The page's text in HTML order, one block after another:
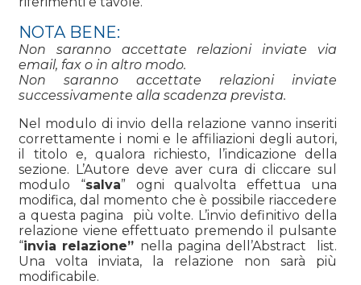
NOTA BENE:
Non saranno accettate relazioni inviate via
email, fax o in altro modo.
Non saranno accettate relazioni inviate
successivamente alla scadenza prevista.
Nel modulo di invio della relazione vanno inseriti
correttamente i nomi e le affiliazioni degli autori,
il titolo e, qualora richiesto, l’indicazione della
sezione. L’Autore deve aver cura di cliccare sul
modulo “salva” ogni qualvolta effettua una
modifica, dal momento che è possibile riaccedere
a questa pagina più volte. L’invio definitivo della
relazione viene effettuato premendo il pulsante
“invia relazione” nella pagina dell’Abstract list.
Una volta inviata, la relazione non sarà più
modificabile.